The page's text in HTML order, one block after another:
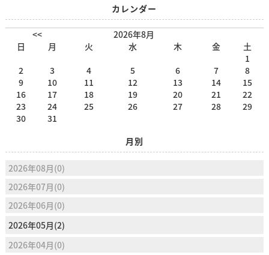
カレンダー
<<
2026年8月
日
月 火 水 木 金
土
1
2
3 4 5 6 7
8
9
10 11 12 13 14
15
16
17 18 19 20 21
22
23
24 25 26 27 28
29
30
31
月別
2026年08月(0)
2026年07月(0)
2026年06月(0)
2026年05月(2)
2026年04月(0)